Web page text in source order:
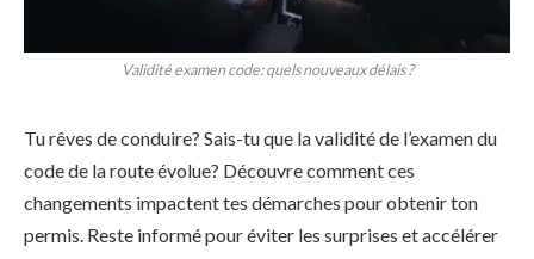
Validité examen code: quels nouveaux délais ?
Tu rêves de conduire? Sais-tu que la validité de l’examen du
code de la route évolue? Découvre comment ces
changements impactent tes démarches pour obtenir ton
permis. Reste informé pour éviter les surprises et accélérer